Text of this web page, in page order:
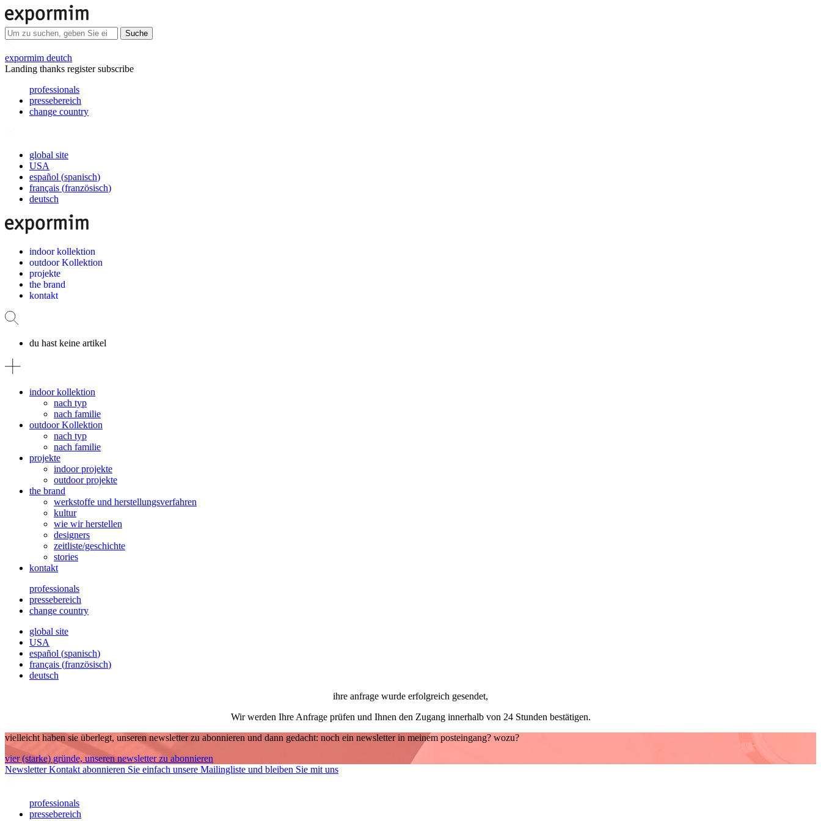
Suche
expormim deutch
Landing thanks register subscribe
professionals
pressebereich
change country
global site
USA
español (spanisch)
français (französisch)
deutsch
indoor kollektion
outdoor Kollektion
projekte
the brand
kontakt
du hast keine artikel
indoor kollektion
nach typ
nach familie
outdoor Kollektion
nach typ
nach familie
projekte
indoor projekte
outdoor projekte
the brand
werkstoffe und herstellungsverfahren
kultur
wie wir herstellen
designers
zeitliste/geschichte
stories
kontakt
professionals
pressebereich
change country
global site
USA
español (spanisch)
français (französisch)
deutsch
ihre anfrage wurde erfolgreich gesendet,
Wir werden Ihre Anfrage prüfen und Ihnen den Zugang innerhalb von 24 Stunden bestätigen.
vielleicht haben sie überlegt, unseren newsletter zu abonnieren und dann gedacht: noch ein newsletter in meinem posteingang? wozu?
vier (starke) gründe, unseren newsletter zu abonnieren
Newsletter Kontakt abonnieren Sie einfach unsere Mailingliste und bleiben Sie mit uns
professionals
pressebereich